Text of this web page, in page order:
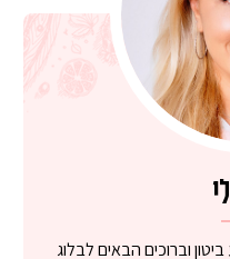
וברוכים הבאים לבלוג